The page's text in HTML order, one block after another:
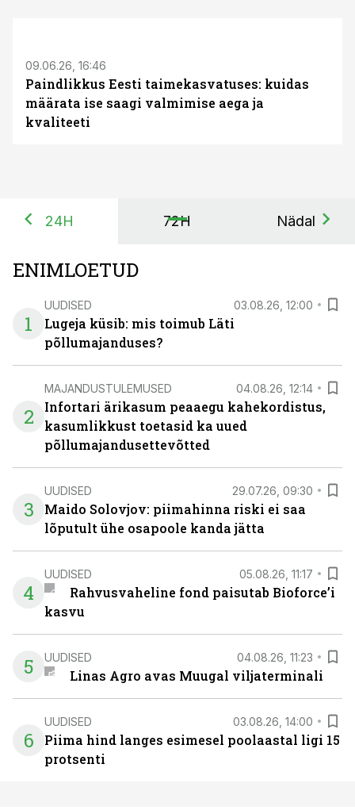
09.06.26, 16:46
Paindlikkus Eesti taimekasvatuses: kuidas
määrata ise saagi valmimise aega ja
kvaliteeti
24H 72H Nädal
ENIMLOETUD
1
UUDISED 03.08.26, 12:00
Lugeja küsib: mis toimub Läti
põllumajanduses?
2
MAJANDUSTULEMUSED 04.08.26, 12:14
Infortari ärikasum peaaegu kahekordistus,
kasumlikkust toetasid ka uued
põllumajandusettevõtted
3
UUDISED 29.07.26, 09:30
Maido Solovjov: piimahinna riski ei saa
lõputult ühe osapoole kanda jätta
4
UUDISED 05.08.26, 11:17
Rahvusvaheline fond paisutab Bioforce’i
kasvu
5 UUDISED 04.08.26, 11:23
Linas Agro avas Muugal viljaterminali
6
UUDISED 03.08.26, 14:00
Piima hind langes esimesel poolaastal ligi 15
protsenti